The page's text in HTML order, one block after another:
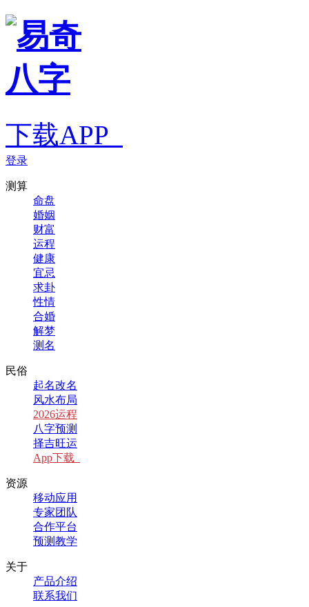
下载APP
登录
测算
命盘
婚姻
财富
运程
健康
宜忌
求卦
性情
合婚
解梦
测名
民俗
起名改名
风水布局
2026运程
八字预测
择吉旺运
App下载
资源
移动应用
专家团队
合作平台
预测教学
关于
产品介绍
联系我们